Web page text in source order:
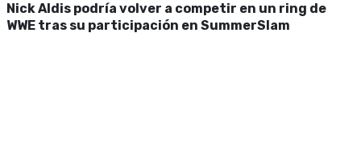
Nick Aldis podría volver a competir en un ring de
WWE tras su participación en SummerSlam